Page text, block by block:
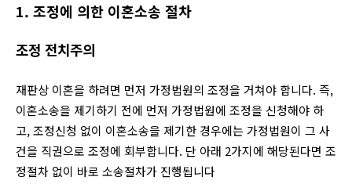
1. 조정에 의한 이혼소송 절차
조정 전치주의
재판상 이혼을 하려면 먼저 가정법원의 조정을 거쳐야 합니다. 즉,
이혼소송을 제기하기 전에 먼저 가정법원에 조정을 신청해야 하
고, 조정신청 없이 이혼소송을 제기한 경우에는 가정법원이 그 사
건을 직권으로 조정에 회부합니다. 단 아래 2가지에 해당된다면 조
정절차 없이 바로 소송절차가 진행됩니다